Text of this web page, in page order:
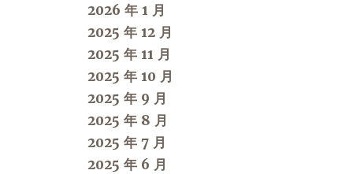
2026 年 1 月
2025 年 12 月
2025 年 11 月
2025 年 10 月
2025 年 9 月
2025 年 8 月
2025 年 7 月
2025 年 6 月